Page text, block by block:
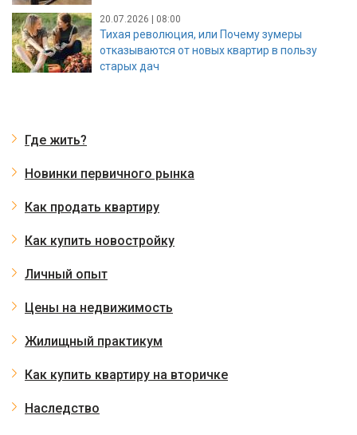
20.07.2026 | 08:00
Тихая революция, или Почему зумеры
отказываются от новых квартир в пользу
старых дач
Где жить?
Новинки первичного рынка
Как продать квартиру
Как купить новостройку
Личный опыт
Цены на недвижимость
Жилищный практикум
Как купить квартиру на вторичке
Наследство